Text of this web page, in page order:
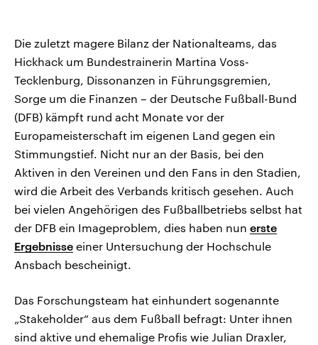
Die zuletzt magere Bilanz der Nationalteams, das
Hickhack um Bundestrainerin Martina Voss-
Tecklenburg, Dissonanzen in Führungsgremien,
Sorge um die Finanzen – der Deutsche Fußball-Bund
(DFB) kämpft rund acht Monate vor der
Europameisterschaft im eigenen Land gegen ein
Stimmungstief. Nicht nur an der Basis, bei den
Aktiven in den Vereinen und den Fans in den Stadien,
wird die Arbeit des Verbands kritisch gesehen. Auch
bei vielen Angehörigen des Fußballbetriebs selbst hat
der DFB ein Imageproblem, dies haben nun erste
Ergebnisse einer Untersuchung der Hochschule
Ansbach bescheinigt.
Das Forschungsteam hat einhundert sogenannte
„Stakeholder“ aus dem Fußball befragt: Unter ihnen
sind aktive und ehemalige Profis wie Julian Draxler,